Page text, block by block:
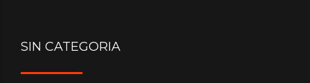
SIN CATEGORIA